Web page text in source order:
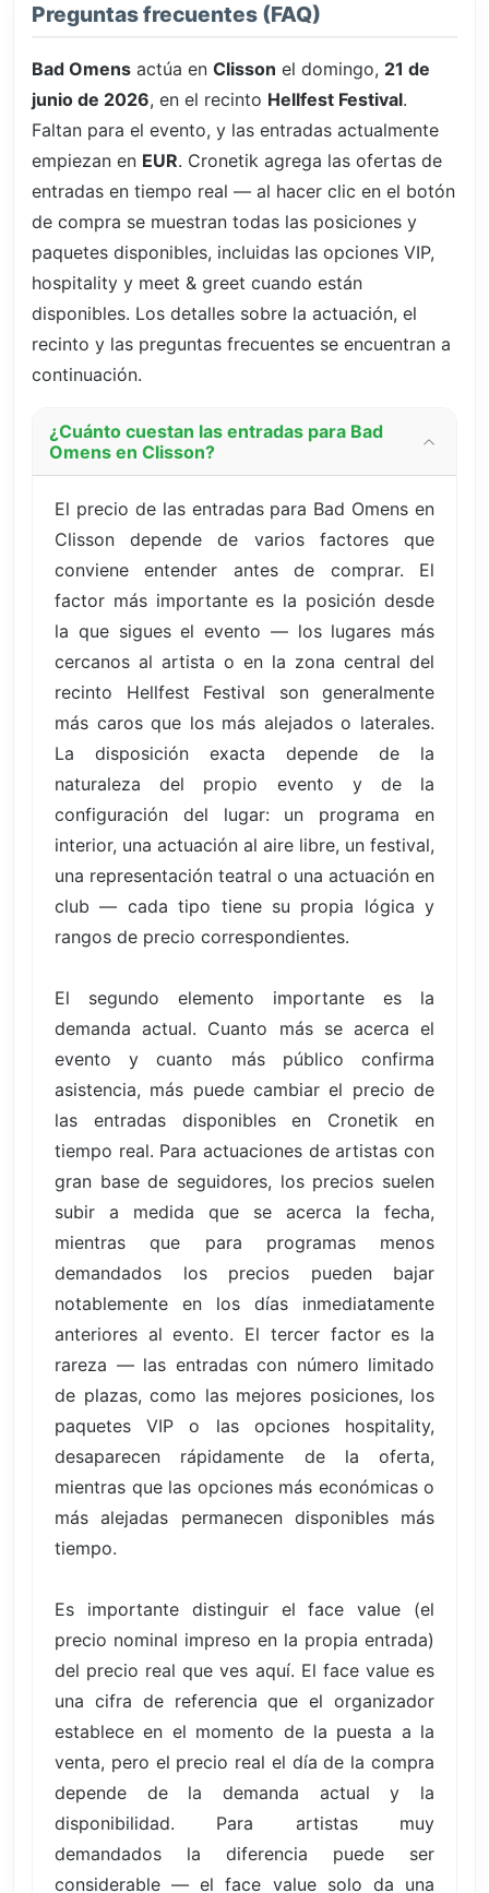
Preguntas frecuentes (FAQ)
Bad Omens actúa en Clisson el domingo, 21 de
junio de 2026, en el recinto Hellfest Festival.
Faltan para el evento, y las entradas actualmente
empiezan en EUR. Cronetik agrega las ofertas de
entradas en tiempo real — al hacer clic en el botón
de compra se muestran todas las posiciones y
paquetes disponibles, incluidas las opciones VIP,
hospitality y meet & greet cuando están
disponibles. Los detalles sobre la actuación, el
recinto y las preguntas frecuentes se encuentran a
continuación.
¿Cuánto cuestan las entradas para Bad
Omens en Clisson?
El precio de las entradas para Bad Omens en
Clisson depende de varios factores que
conviene entender antes de comprar. El
factor más importante es la posición desde
la que sigues el evento — los lugares más
cercanos al artista o en la zona central del
recinto Hellfest Festival son generalmente
más caros que los más alejados o laterales.
La disposición exacta depende de la
naturaleza del propio evento y de la
configuración del lugar: un programa en
interior, una actuación al aire libre, un festival,
una representación teatral o una actuación en
club — cada tipo tiene su propia lógica y
rangos de precio correspondientes.
El segundo elemento importante es la
demanda actual. Cuanto más se acerca el
evento y cuanto más público confirma
asistencia, más puede cambiar el precio de
las entradas disponibles en Cronetik en
tiempo real. Para actuaciones de artistas con
gran base de seguidores, los precios suelen
subir a medida que se acerca la fecha,
mientras que para programas menos
demandados los precios pueden bajar
notablemente en los días inmediatamente
anteriores al evento. El tercer factor es la
rareza — las entradas con número limitado
de plazas, como las mejores posiciones, los
paquetes VIP o las opciones hospitality,
desaparecen rápidamente de la oferta,
mientras que las opciones más económicas o
más alejadas permanecen disponibles más
tiempo.
Es importante distinguir el face value (el
precio nominal impreso en la propia entrada)
del precio real que ves aquí. El face value es
una cifra de referencia que el organizador
establece en el momento de la puesta a la
venta, pero el precio real el día de la compra
depende de la demanda actual y la
disponibilidad. Para artistas muy
demandados la diferencia puede ser
considerable — el face value solo da una